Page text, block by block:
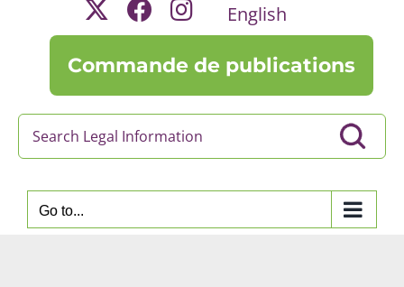
English
Commande de publications
Go to...